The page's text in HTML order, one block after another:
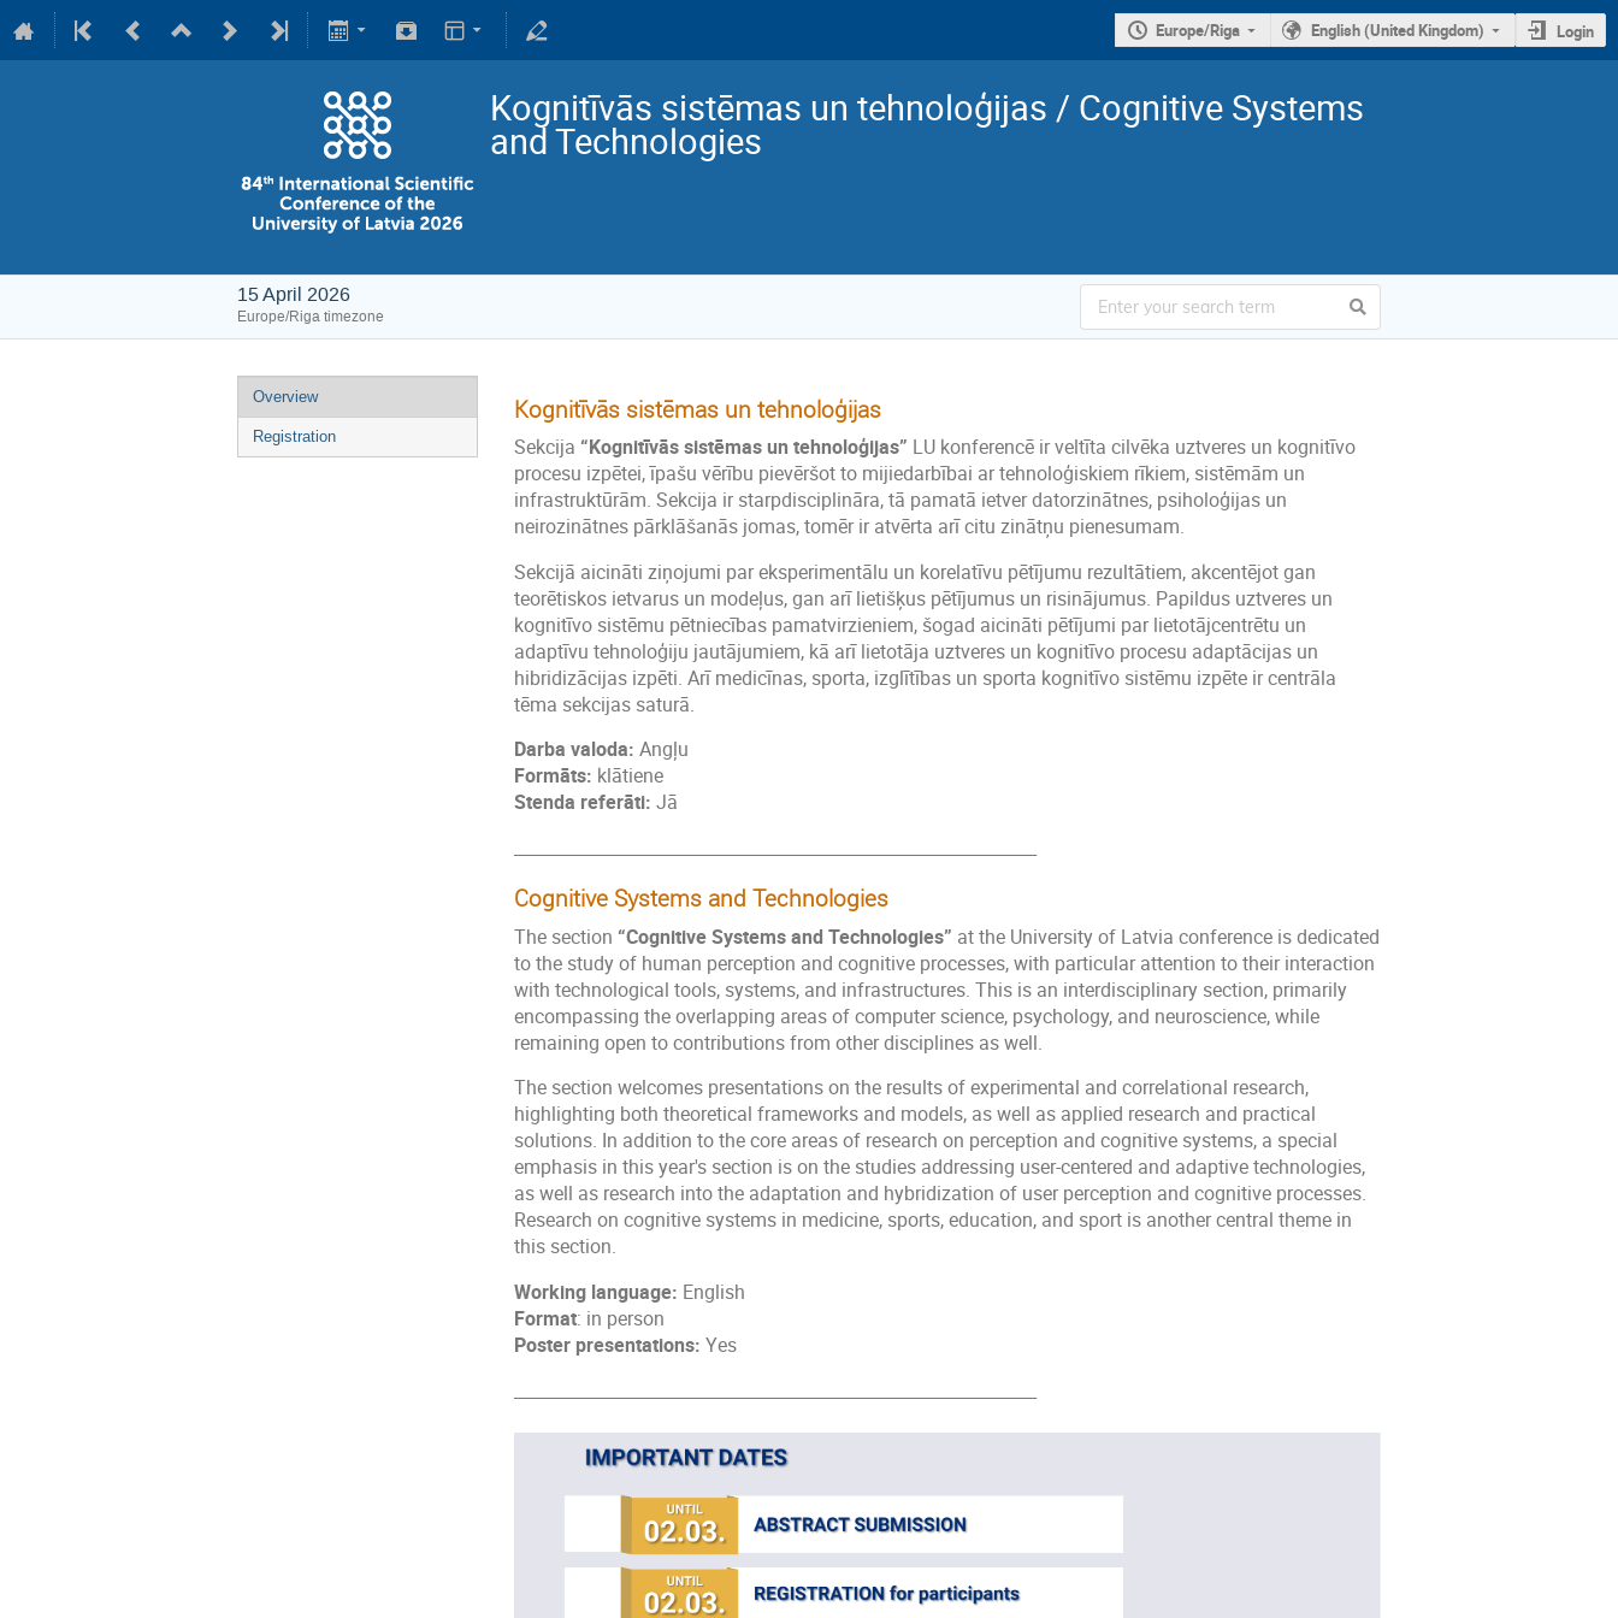
Europe/Riga English (United Kingdom) Login
Kognitīvās sistēmas un tehnoloģijas / Cognitive Systems
and Technologies
15 April 2026
Europe/Riga timezone
Overview
Registration
Kognitīvās sistēmas un tehnoloģijas
Sekcija “Kognitīvās sistēmas un tehnoloģijas” LU konferencē ir veltīta cilvēka uztveres un kognitīvo
procesu izpētei, īpašu vērību pievēršot to mijiedarbībai ar tehnoloģiskiem rīkiem, sistēmām un
infrastruktūrām. Sekcija ir starpdisciplināra, tā pamatā ietver datorzinātnes, psiholoģijas un
neirozinātnes pārklāšanās jomas, tomēr ir atvērta arī citu zinātņu pienesumam.
Sekcijā aicināti ziņojumi par eksperimentālu un korelatīvu pētījumu rezultātiem, akcentējot gan
teorētiskos ietvarus un modeļus, gan arī lietišķus pētījumus un risinājumus. Papildus uztveres un
kognitīvo sistēmu pētniecības pamatvirzieniem, šogad aicināti pētījumi par lietotājcentrētu un
adaptīvu tehnoloģiju jautājumiem, kā arī lietotāja uztveres un kognitīvo procesu adaptācijas un
hibridizācijas izpēti. Arī medicīnas, sporta, izglītības un sporta kognitīvo sistēmu izpēte ir centrāla
tēma sekcijas saturā.
Darba valoda: Angļu
Formāts: klātiene
Stenda referāti: Jā
Cognitive Systems and Technologies
The section “Cognitive Systems and Technologies” at the University of Latvia conference is dedicated
to the study of human perception and cognitive processes, with particular attention to their interaction
with technological tools, systems, and infrastructures. This is an interdisciplinary section, primarily
encompassing the overlapping areas of computer science, psychology, and neuroscience, while
remaining open to contributions from other disciplines as well.
The section welcomes presentations on the results of experimental and correlational research,
highlighting both theoretical frameworks and models, as well as applied research and practical
solutions. In addition to the core areas of research on perception and cognitive systems, a special
emphasis in this year's section is on the studies addressing user-centered and adaptive technologies,
as well as research into the adaptation and hybridization of user perception and cognitive processes.
Research on cognitive systems in medicine, sports, education, and sport is another central theme in
this section.
Working language: English
Format: in person
Poster presentations: Yes